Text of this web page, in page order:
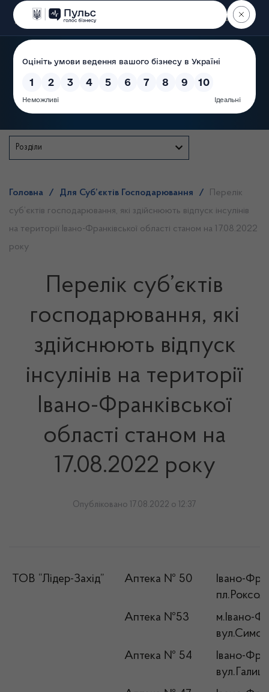
Пошук
Розділи
Головна / Для Суб’єктів Господарювання /
Перелік
суб’єктів господарювання, які здійснюють відпуск інсулінів
на території Івано-Франківської області станом на 17.08.2022
року
Перелік суб’єктів
господарювання, які
здійснюють відпуск
інсулінів на території
Івано-Франківської
області станом на
17.08.2022 року
Опубліковано 17.08.2022 о 12:37
ТОВ “Лідер-Захід” Аптека № 50
Івано-
Аптека №53
м.Івано-
Аптека № 54
Івано-